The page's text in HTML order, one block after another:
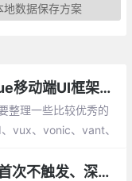
数据保存方案
基于vue移动端UI框架有哪些？vue移动端UI框架总汇
整理一些比较优秀的
vux、vonic、vant、
vue watch监听对象的使用_实现首次不触发、深度监听